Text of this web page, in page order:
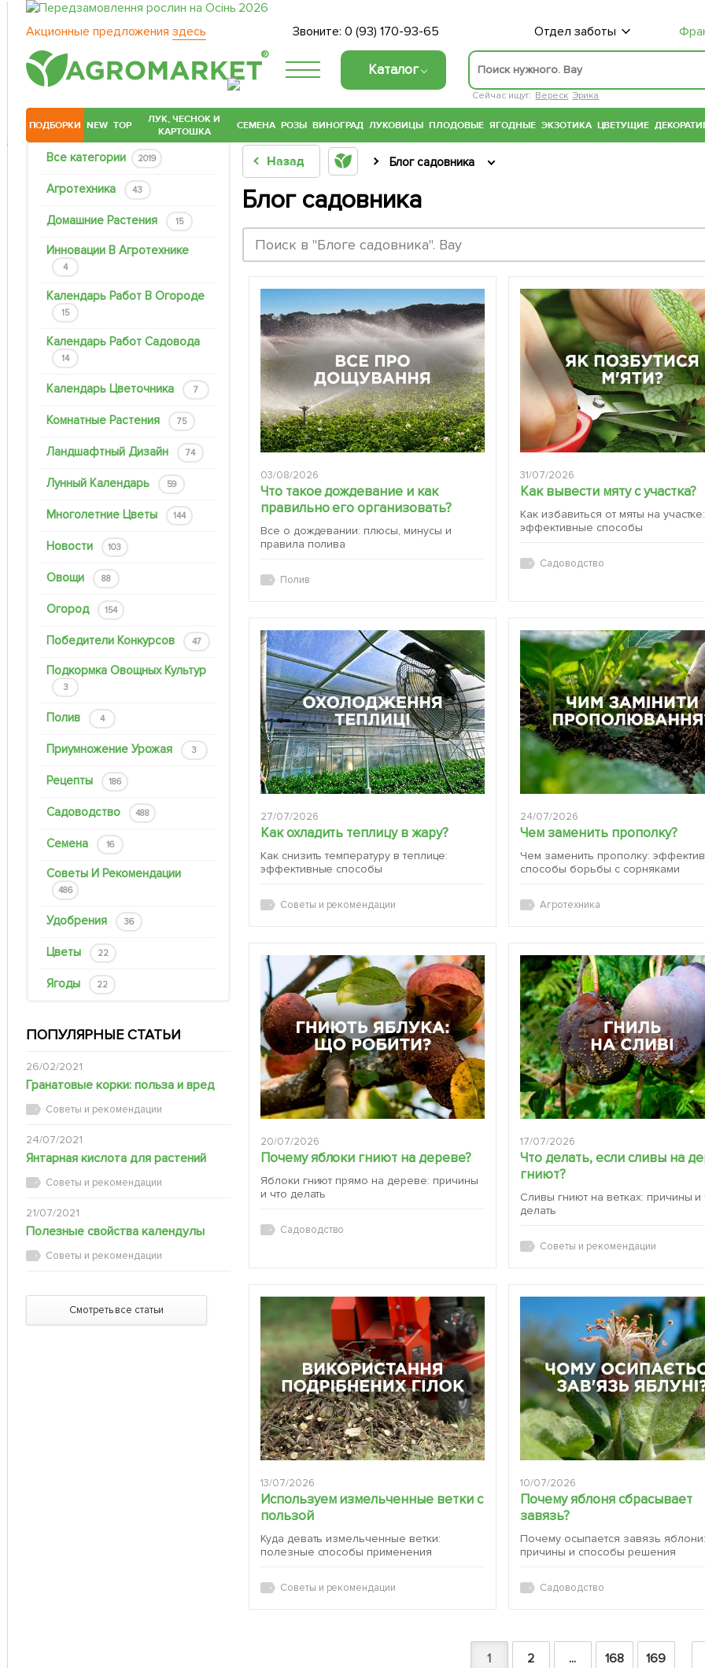
Акционные предложения здесь Звоните:0 (93) 170-93-65 Отдел заботы
®
Каталог
Сейчас ищут: Вереск Эрика
ПОДБОРКИ NEW TOP
ЛУК, ЧЕСНОК И
КАРТОШКА
СЕМЕНА РОЗЫ ВИНОГРАД ЛУКОВИЦЫ ПЛОДОВЫЕ ЯГОДНЫЕ ЭКЗОТИКА ЦВЕТУЩИЕ
Все категории 2019
Агротехника 43
Домашние Растения 15
Инновации В Агротехнике
4
Календарь Работ В Огороде
15
Календарь Работ Садовода
14
Календарь Цветочника 7
Комнатные Растения 75
Ландшафтный Дизайн 74
Лунный Календарь 59
Многолетние Цветы 144
Новости 103
Овощи 88
Огород 154
Победители Конкурсов 47
Подкормка Овощных Культур
3
Полив 4
Приумножение Урожая 3
Рецепты 186
Садоводство 488
Семена 16
Советы И Рекомендации
486
Удобрения 36
Цветы 22
Ягоды 22
ПОПУЛЯРНЫЕ СТАТЬИ
26/02/2021
Гранатовые корки: польза и вред
Советы и рекомендации
24/07/2021
Янтарная кислота для растений
Советы и рекомендации
21/07/2021
Полезные свойства календулы
Советы и рекомендации
Смотреть все статьи
Назад Блог садовника
Блог садовника
03/08/2026
Что такое дождевание и как
правильно его организовать?
Все о дождевании: плюсы, минусы и
правила полива
Полив
31/07/2026
Как вывести мяту с участка?
Как избавиться от мяты на участке:
эффективные способы
Садоводство
27/07/2026
Как охладить теплицу в жару?
Как снизить температуру в теплице:
эффективные способы
Советы и рекомендации
24/07/2026
Чем заменить прополку?
Чем заменить прополку:
способы борьбы с сорняками
Агротехника
20/07/2026
Почему яблоки гниют на дереве?
Яблоки гниют прямо на дереве: причины
и что делать
Садоводство
17/07/2026
Что делать, если сливы на
гниют?
Сливы гниют на ветках: причины и
делать
Советы и рекомендации
13/07/2026
Используем измельченные ветки с
пользой
Куда девать измельченные ветки:
полезные способы применения
Советы и рекомендации
10/07/2026
Почему яблоня сбрасывает
завязь?
Почему осыпается завязь яблони:
причины и способы решения
Садоводство
1 2 ... 168 169